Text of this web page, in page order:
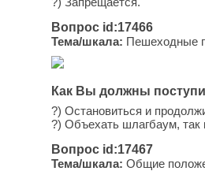
Вопрос id:17466
Тема/шкала: Пешеходные
Как Вы должны
?) Остановиться и
?) Объехать шлагбаум, так
Вопрос id:17467
Тема/шкала: Общие